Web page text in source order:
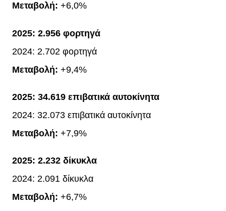
Μεταβολή: +6,0%
2025: 2.956 φορτηγά
2024: 2.702 φορτηγά
Μεταβολή: +9,4%
2025: 34.619 επιβατικά αυτοκίνητα
2024: 32.073 επιβατικά αυτοκίνητα
Μεταβολή: +7,9%
2025: 2.232 δίκυκλα
2024: 2.091 δίκυκλα
Μεταβολή: +6,7%